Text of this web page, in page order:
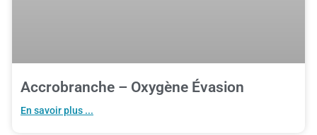
Accrobranche – Oxygène Évasion
En savoir plus ...